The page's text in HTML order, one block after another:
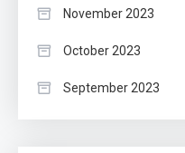
November 2023
October 2023
September 2023